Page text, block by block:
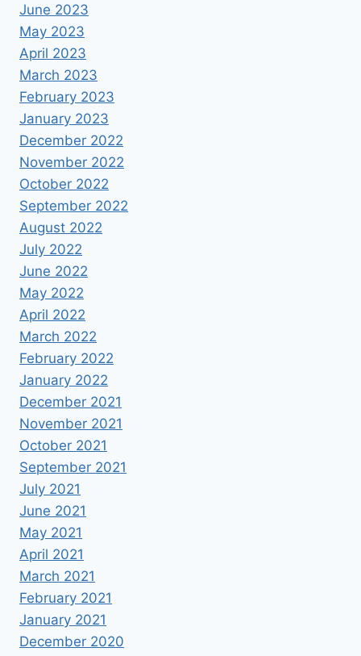
June 2023
May 2023
April 2023
March 2023
February 2023
January 2023
December 2022
November 2022
October 2022
September 2022
August 2022
July 2022
June 2022
May 2022
April 2022
March 2022
February 2022
January 2022
December 2021
November 2021
October 2021
September 2021
July 2021
June 2021
May 2021
April 2021
March 2021
February 2021
January 2021
December 2020